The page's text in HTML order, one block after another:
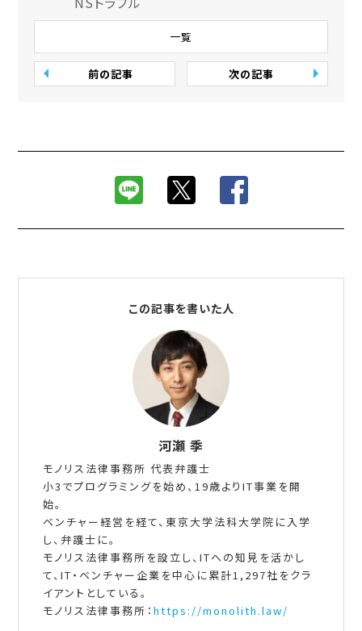
前の記事
一覧
次の記事
この記事を書いた人
河瀬 季
モノリス法律事務所 代表弁護士
小3でプログラミングを始め、19歳よりIT事業を開
始。
ベンチャー経営を経て、東京大学法科大学院に入学
し、弁護士に。
モノリス法律事務所を設立し、ITへの知見を活かし
て、IT・ベンチャー企業を中心に累計1,297社をクラ
イアントとしている。
モノリス法律事務所：https://monolith.law/